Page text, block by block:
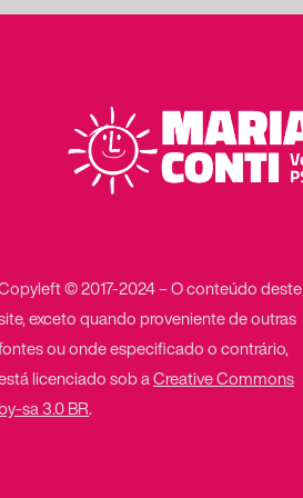
© 2017-2024 – O conteúdo deste
exceto quando proveniente de outras
ou onde especificado o contrário,
licenciado sob aCreative Commons
sa 3.0 BR.